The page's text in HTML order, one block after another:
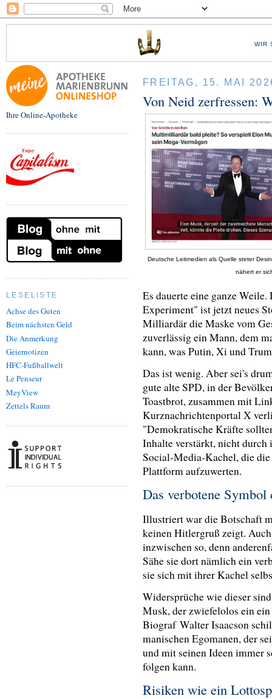
WIR
Ihre Online-Apotheke
LESELISTE
Achse des Guten
Beim nächsten Geld
Die Anmerkung
Geiernotizen
HFC-Fußballwelt
Le Penseur
MeyView
Zettels Raum
FREITAG, 15. MAI
Von Neid zerfressen:
Deutsche Leitmedien als Quelle steter
nähert er
Es dauerte eine ganze
Experiment" ist jetzt neues
Milliardär die Maske vom
zuverlässig ein Mann, dem
kann, was Putin, Xi und
Das ist wenig. Aber sei's
gute alte SPD, in der
Toastbrot, zusammen mit
Kurznachrichtenportal X
"Demokratische Kräfte
Inhalte verstärkt, nicht durch
Social-Media-Kachel, die
Plattform aufzuwerten.
Das verbotene
Illustriert war die Botschaft
keinen Hitlergruß zeigt.
inzwischen so, denn
Sähe sie dort nämlich ein
sie sich mit ihrer Kachel
Widersprüche wie dieser
Musk, der zwiefelolos ein
Biograf Walter Isaacson
manischen Egomanen, der
und mit seinen Ideen immer
folgen kann.
Risiken wie ein